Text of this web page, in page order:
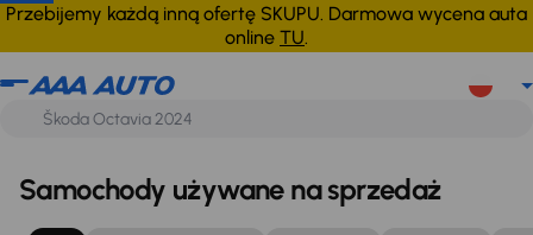
Przebijemy każdą inną ofertę SKUPU. Darmowa wycena auta
online TU.
Samochody używane na sprzedaż